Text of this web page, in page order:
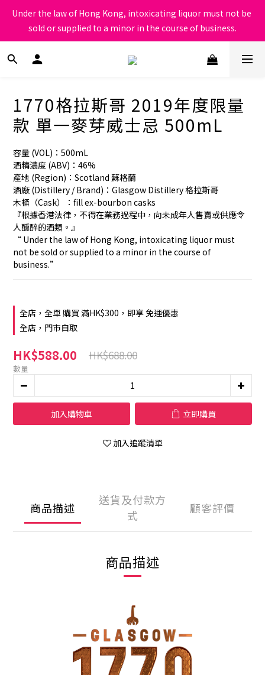
根據香港法律，不得在業務過程中，向未成年人售賣或供應令人醺
醉的酒類
Under the law of Hong Kong, intoxicating liquor must not be
sold or supplied to a minor in the course of business.
根據香港法律，不得在業務過程中，向未成年人售賣或供應令人醺
1770格拉斯哥 2019年度限量
款 單一麥芽威士忌 500mL
容量 (VOL)：500mL
酒精濃度 (ABV)：46%
產地 (Region)：Scotland 蘇格蘭
酒廠 (Distillery / Brand)：Glasgow Distillery 格拉斯哥
木桶（Cask）：fill ex-bourbon casks
『根據香港法律，不得在業務過程中，向未成年人售賣或供應令
人醺醉的酒類。』
“ Under the law of Hong Kong, intoxicating liquor must
not be sold or supplied to a minor in the course of
business.”
全店，全單 購買 滿HK$300，即享 免運優惠
全店，門市自取
HK$588.00 HK$688.00
數量
加入購物車 立即購買
加入追蹤清單
商品描述
送貨及付款方
式
顧客評價
商品描述